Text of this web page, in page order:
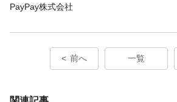
PayPay株式会社
前へ 一覧